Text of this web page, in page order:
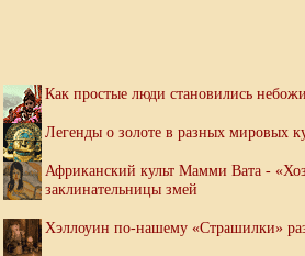
Как простые люди становились
Легенды о золоте в разных мировых
Африканский культ Мамми Вата -
заклинательницы змей
Хэллоуин по-нашему «Страшилки»